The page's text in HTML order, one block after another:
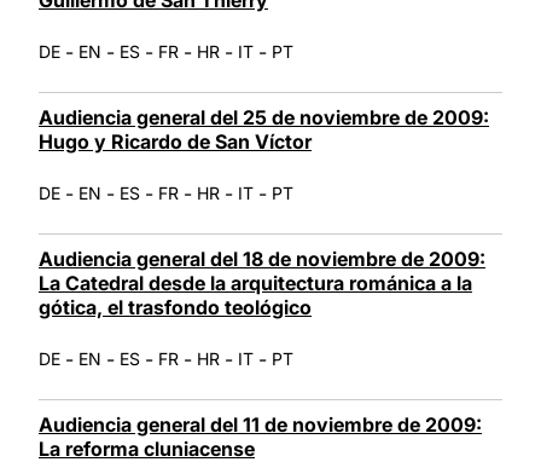
DE - EN - ES - FR - HR - IT - PT
Audiencia general del 25 de noviembre de 2009:
Hugo y Ricardo de San Víctor
DE - EN - ES - FR - HR - IT - PT
Audiencia general del 18 de noviembre de 2009:
La Catedral desde la arquitectura románica a la
gótica, el trasfondo teológico
DE - EN - ES - FR - HR - IT - PT
Audiencia general del 11 de noviembre de 2009:
La reforma cluniacense